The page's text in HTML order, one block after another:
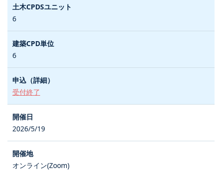
6
6
受付終了
2026/5/19
オンライン(Zoom)